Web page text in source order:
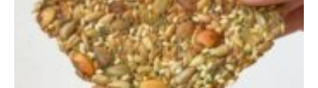
Comer Bem: Cracker De Sementes